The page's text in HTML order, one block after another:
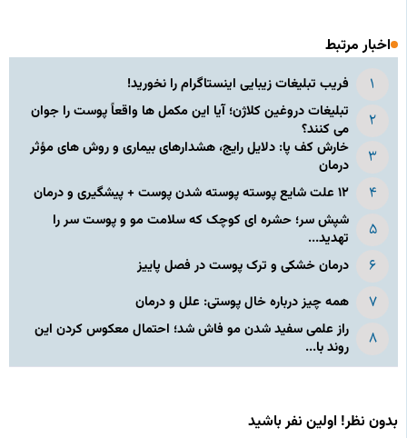
اخبار مرتبط
فریب تبلیغات زیبایی اینستاگرام را نخورید!
تبلیغات دروغین کلاژن؛ آیا این مکمل‌ ها واقعاً پوست را جوان
می‌ کنند؟
خارش کف پا: دلایل رایج، هشدارهای بیماری و روش‌ های مؤثر
درمان
۱۲ علت شایع پوسته‌ پوسته شدن پوست + پیشگیری و درمان
شپش سر؛ حشره‌ ای کوچک که سلامت مو و پوست سر را
تهدید...
درمان خشکی و ترک پوست در فصل پاییز
همه چیز درباره خال پوستی: علل و درمان
راز علمی سفید شدن مو فاش شد؛ احتمال معکوس کردن این
روند با...
بدون نظر! اولین نفر باشید